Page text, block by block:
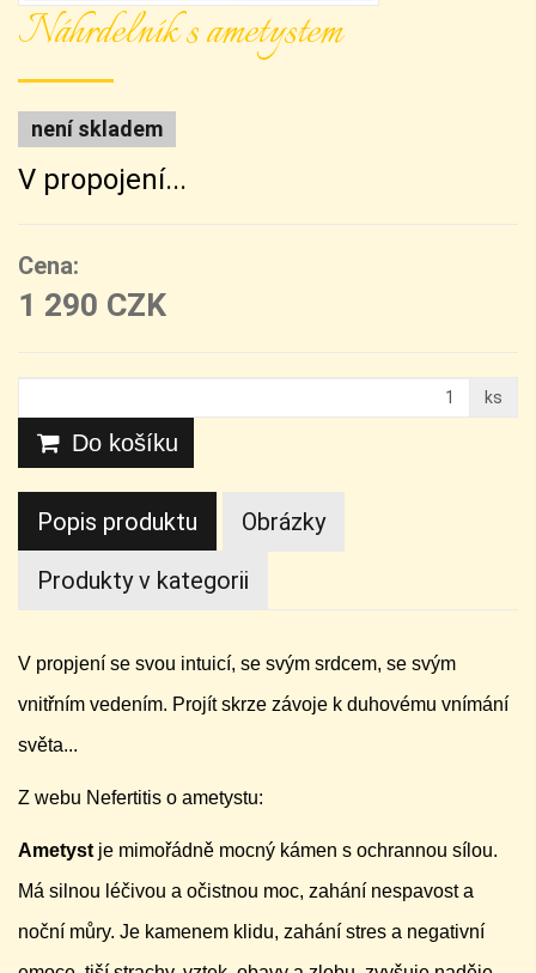
Náhrdelník s ametystem
není skladem
V propojení...
Cena:
1 290 CZK
ks
Do košíku
Popis produktu Obrázky
Produkty v kategorii
V propjení se svou intuicí, se svým srdcem, se svým
vnitřním vedením. Projít skrze závoje k duhovému vnímání
světa...
Z webu Nefertitis o ametystu:
Ametyst je mimořádně mocný kámen s ochrannou sílou.
Má silnou léčivou a očistnou moc, zahání nespavost a
noční můry. Je kamenem klidu, zahání stres a negativní